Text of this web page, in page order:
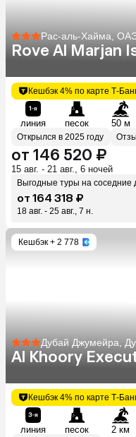
Рас-аль-Хайма,
Rove Al Marjan
Кешбэк 4% по карте Т-
линия песок 50 м
Открылся в 2025 году
от 146 520 ₽
15 авг. - 21 авг., 6 ночей
Выгодные туры на соседние
от 164 318 ₽
18 авг. - 25 авг., 7 н.
Кешбэк + 2 778
Дубай Джумейра,
Al Khoory
Кешбэк 4% по карте Т-
линия песок 2 км